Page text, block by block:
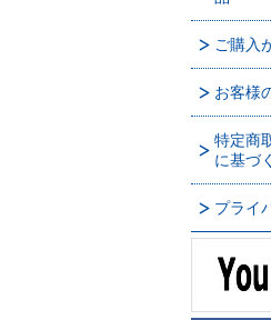
ご購入
お客様
特定商
に基づ
プライ